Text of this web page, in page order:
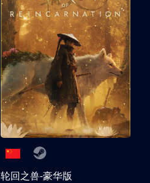
轮回之兽-豪华版